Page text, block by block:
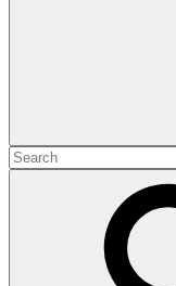
Search
for: